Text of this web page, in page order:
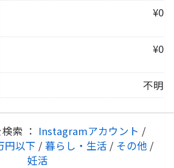
¥0
¥0
不明
索 ： Instagramアカウント /
円以下 / 暮らし・生活 / その他 /
妊活